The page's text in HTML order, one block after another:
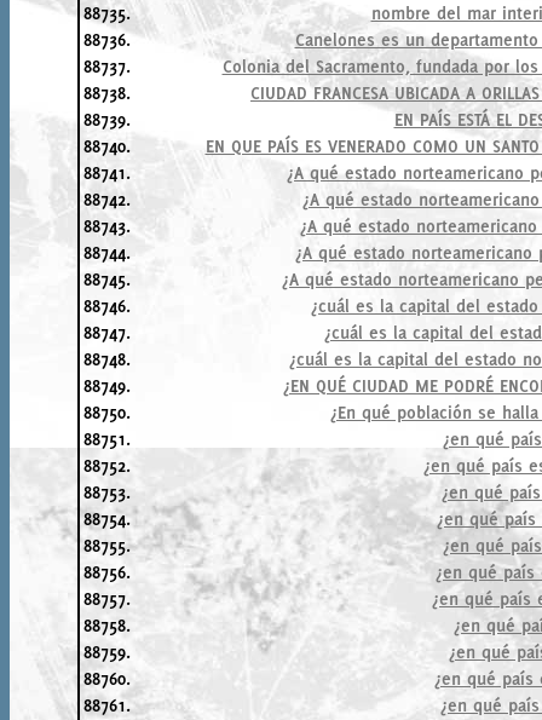
88735.
nombre del mar
88736.
Canelones es un
88737.
Colonia del Sacramento, fundada por
88738.
CIUDAD FRANCESA UBICADA A
88739.
EN PAÍS ESTÁ EL
88740.
EN QUE PAÍS ES VENERADO COMO UN
88741.
¿A qué estado norteamericano
88742.
¿A qué estado
88743.
¿A qué estado
88744.
¿A qué estado
88745.
¿A qué estado norteamericano
88746.
¿cuál es la capital del
88747.
¿cuál es la capital del
88748.
¿cuál es la capital del estado
88749.
¿EN QUÉ CIUDAD ME PODRÉ
88750.
¿En qué población se
88751.
¿en qué
88752.
¿en qué país
88753.
¿en qué
88754.
¿en qué país
88755.
¿en qué
88756.
¿en qué país
88757.
¿en qué país
88758.
¿en qué
88759.
¿en qué
88760.
¿en qué país
88761.
¿en qué